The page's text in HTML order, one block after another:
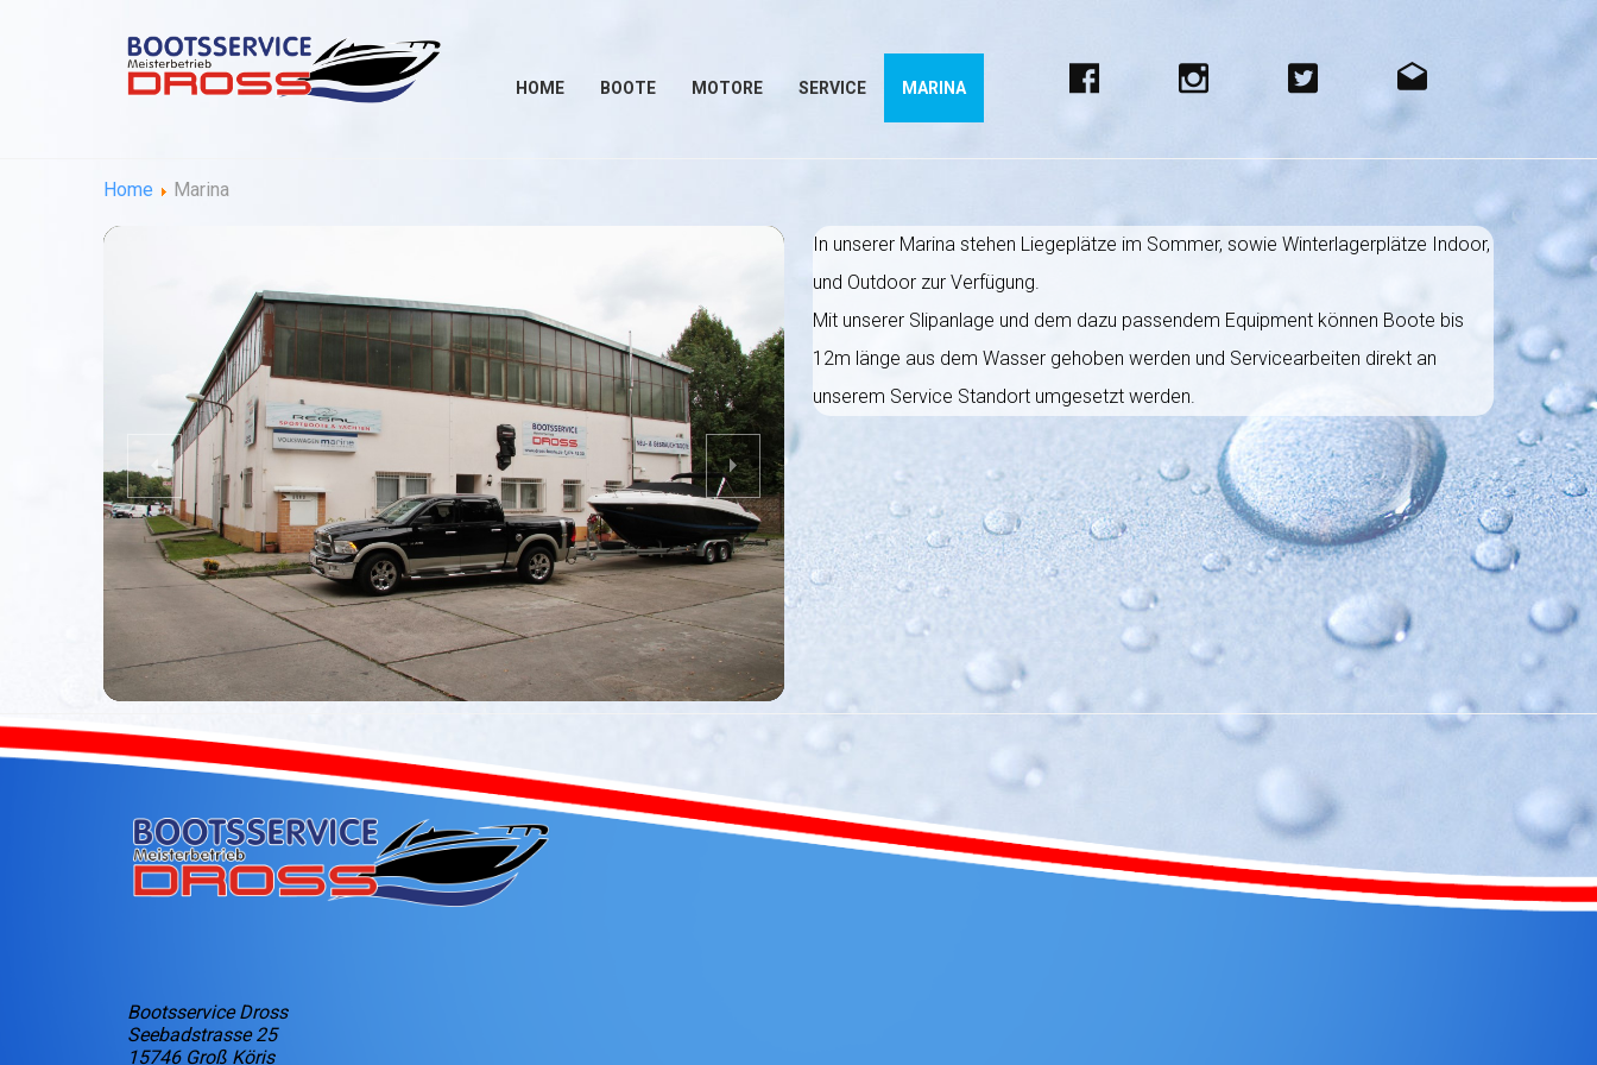
HOME BOOTE MOTORE SERVICE MARINA
Home Marina
In unserer Marina stehen Liegeplätze im Sommer, sowie Winterlagerplätze Indoor,
und Outdoor zur Verfügung.
Mit unserer Slipanlage und dem dazu passendem Equipment können Boote bis
12m länge aus dem Wasser gehoben werden und Servicearbeiten direkt an
unserem Service Standort umgesetzt werden.
Bootsservice Dross
Seebadstrasse 25
15746 Groß Köris